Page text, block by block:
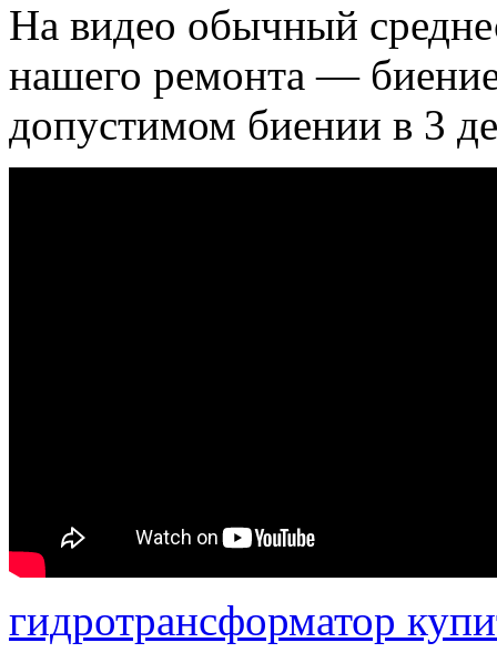
На видео обычный
нашего ремонта —
допустимом биении в 3
гидротрансформатор